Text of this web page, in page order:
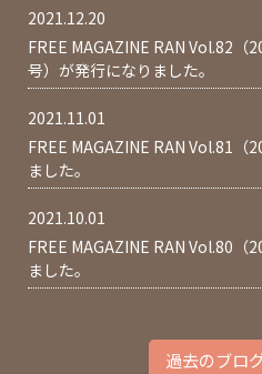
2021.12.20
FREE MAGAZINE RAN Vol.82
号）が発行になりました。
2021.11.01
FREE MAGAZINE RAN Vol.81（
ました。
2021.10.01
FREE MAGAZINE RAN Vol.80（
ました。
過去のブロ